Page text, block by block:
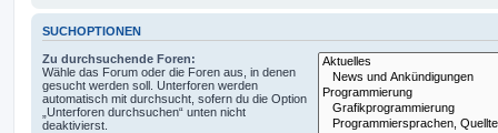
SUCHOPTIONEN
Zu durchsuchende Foren:
Wähle das Forum oder die Foren aus, in denen
gesucht werden soll. Unterforen werden
automatisch mit durchsucht, sofern du die Option
„Unterforen durchsuchen“ unten nicht
deaktivierst.